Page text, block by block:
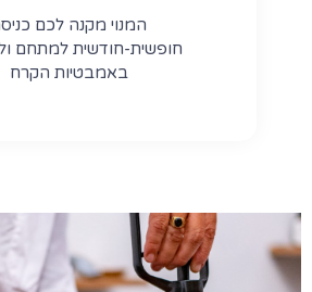
המנוי מקנה לכם
חופשית-חודשית למתחם
באמבטיות הקרח